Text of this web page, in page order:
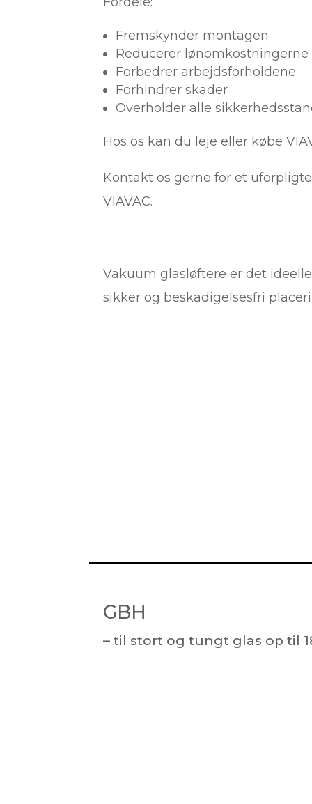
Fremskynder montagen
Reducerer lønomkostningerne
Forbedrer arbejdsforholdene
Forhindrer skader
Overholder alle
Hos os kan du leje eller købe
Kontakt os gerne for et
VIAVAC.
Vakuum glasløftere er det
sikker og beskadigelsesfri
GBH
– til stort og tungt glas op til